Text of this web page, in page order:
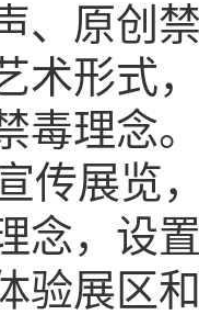
、原创
术形式
毒理念
传展览
念，设
验展区